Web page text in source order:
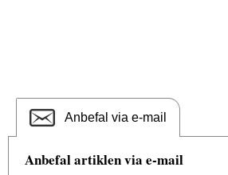
Anbefal via e-mail
Anbefal artiklen via e-mail